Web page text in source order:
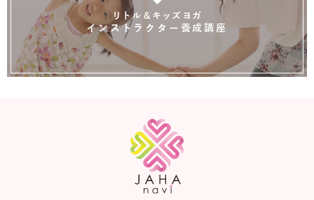
リトル＆キッズヨガ
インストラクター養成講座